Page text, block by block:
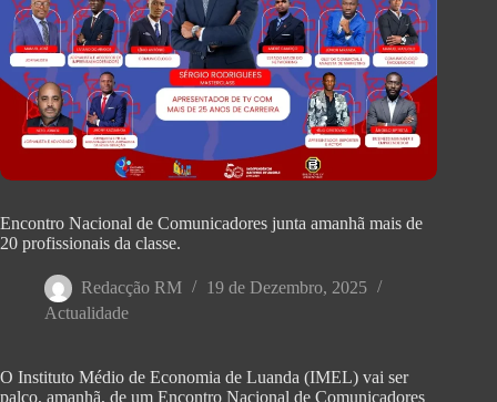
Encontro Nacional de Comunicadores junta amanhã mais de
20 profissionais da classe.
Redacção RM
19 de Dezembro, 2025
Actualidade
O Instituto Médio de Economia de Luanda (IMEL) vai ser
palco, amanhã, de um Encontro Nacional de Comunicadores